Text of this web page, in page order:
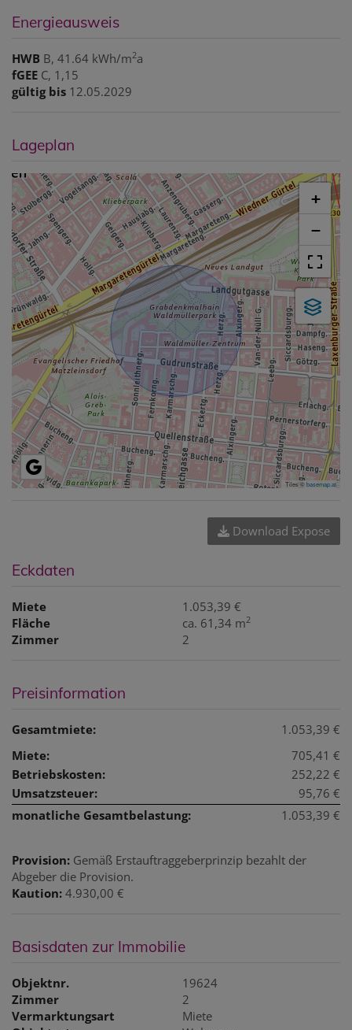
Energieausweis
HWB B, 41.64 kWh/m2a
fGEE C, 1,15
gültig bis 12.05.2029
Lageplan
+
−
Tiles ©basemap.at
Download Expose
Eckdaten
Miete
1.053,39 €
Fläche
ca. 61,34 m2
Zimmer 2
Preisinformation
Gesamtmiete:
1.053,39 €
Miete:
705,41 €
Betriebskosten:
252,22 €
Umsatzsteuer:
95,76 €
monatliche Gesamtbelastung:
1.053,39 €
Provision: Gemäß Erstauftraggeberprinzip bezahlt der
Abgeber die Provision.
Kaution: 4.930,00 €
Basisdaten zur Immobilie
Objektnr.
19624
Zimmer
2
Vermarktungsart
Miete